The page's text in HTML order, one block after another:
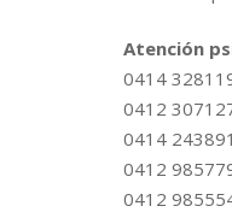
Atención
0414
0412
0414
0412
0412